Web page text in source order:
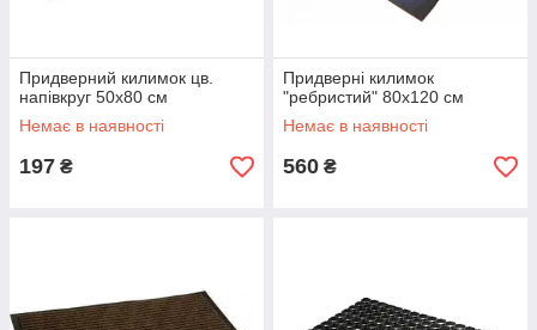
Придверний килимок цв.
напівкруг 50х80 см
Немає в наявності
197 ₴
Придверні килимок
"ребристий" 80х120 см
Немає в наявності
560 ₴